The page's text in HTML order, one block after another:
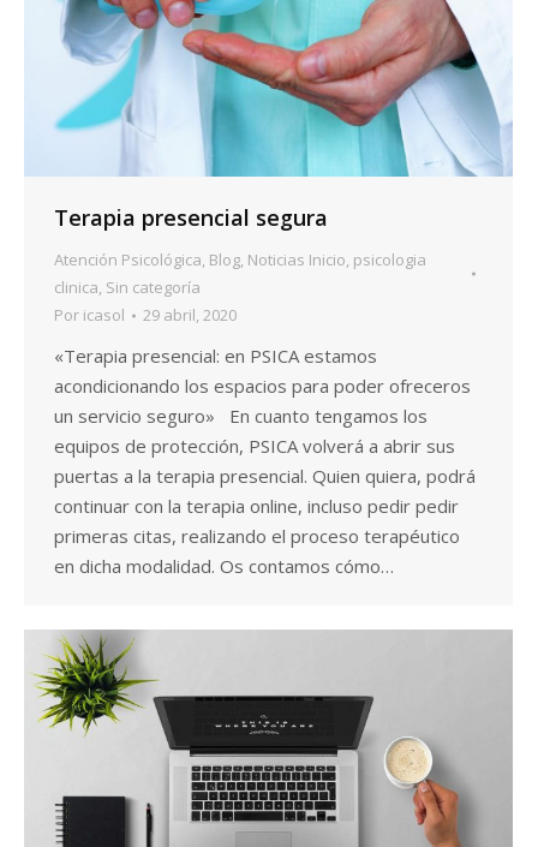
Terapia presencial segura
Atención Psicológica, Blog, Noticias Inicio, psicologia
clinica, Sin categoría
Por icasol 29 abril, 2020
«Terapia presencial: en PSICA estamos
acondicionando los espacios para poder ofreceros
un servicio seguro» En cuanto tengamos los
equipos de protección, PSICA volverá a abrir sus
puertas a la terapia presencial. Quien quiera, podrá
continuar con la terapia online, incluso pedir pedir
primeras citas, realizando el proceso terapéutico
en dicha modalidad. Os contamos cómo…